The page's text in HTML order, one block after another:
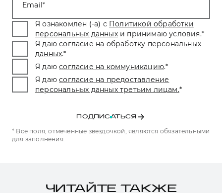
Email
Я ознакомлен (-а) с Политикой обработки
персональных данных и принимаю условия.*
Я даю согласие на обработку персональных
данных.*
Я даю согласие на коммуникацию.*
Я даю согласие на предоставление
персональных данных третьим лицам.*
ПОДПИСАТЬСЯ
* Все поля, отмеченные звездочкой, являются обязательными
для заполнения.
ЧИТАЙТЕ ТАКЖЕ